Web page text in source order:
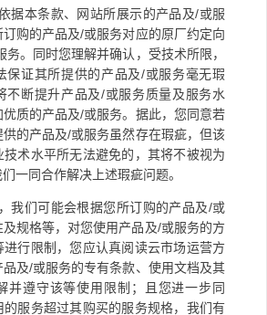
据本条款、网站所展示的产品及/或服
购的产品及/或服务对应的原厂约定向
务。同时您理解并确认，受技术所限，
保证其所提供的产品及/或服务毫无瑕
不断提升产品及/或服务质量及服务水
质的产品及/或服务。据此，您同意若
的产品及/或服务虽然存在瑕疵，但该
术水平所无法避免的，其将不被视为
一同合作解决上述瑕疵问题。
我们可能会根据您所订购的产品及/或
规格等，对您使用产品及/或服务的方
行限制，您应认真阅读云市场运营方
品及/或服务的专有条款、使用文档及其
并遵守该等使用限制；且您进一步同
的服务超过其购买的服务规格，我们有